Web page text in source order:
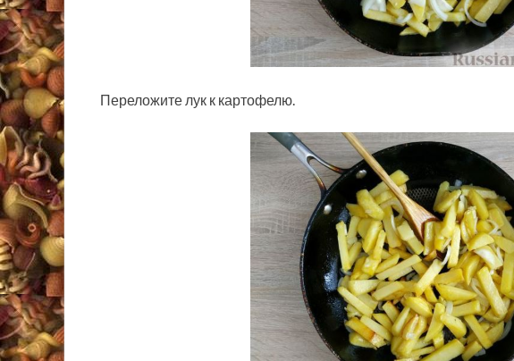
Переложите лук к картофелю.